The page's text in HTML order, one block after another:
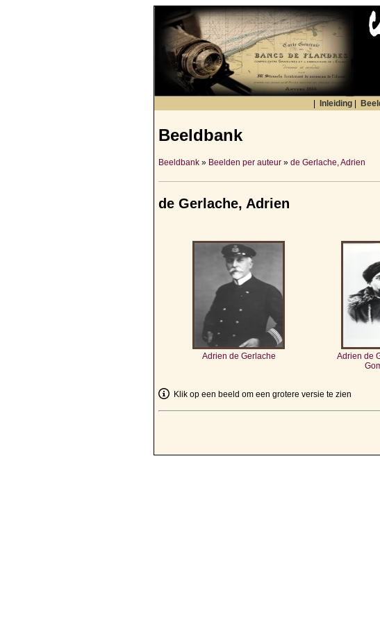
Inleiding
Beeldbank
Beeldbank » Beelden per auteur » de Gerlache, Adrien
de Gerlache, Adrien
Adrien de Gerlache
Adrien de
Klik op een beeld om een grotere versie te zien